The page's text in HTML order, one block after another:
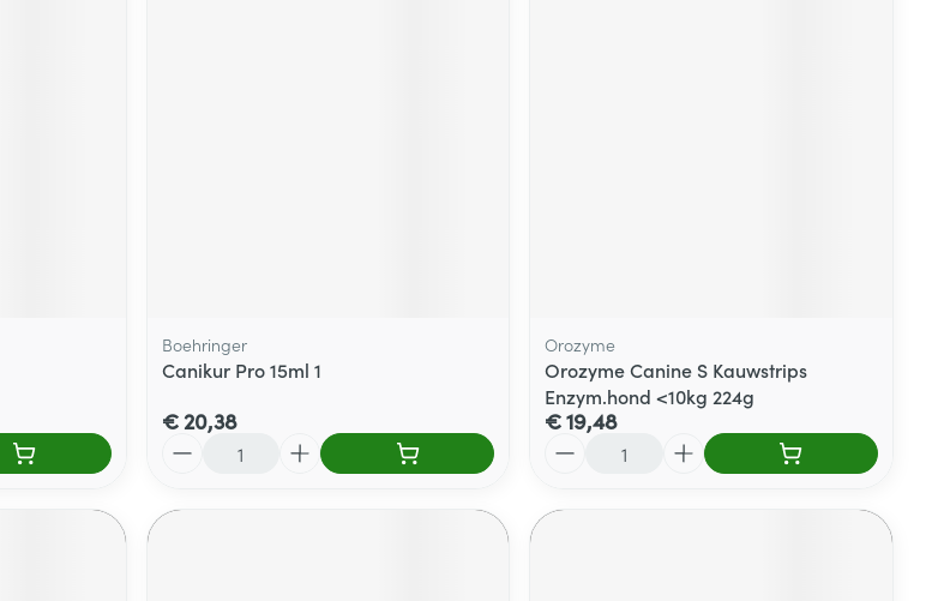
Boehringer
Canikur Pro 15ml 1
€ 20,38
Orozyme
Orozyme Canine S Kauwstrips
Enzym.hond <10kg 224g
€ 19,48